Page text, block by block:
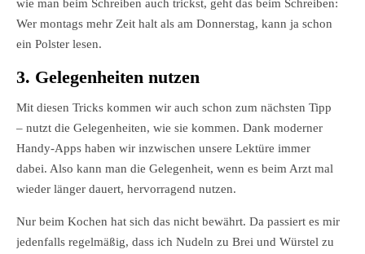
wie man beim Schreiben auch trickst, geht das beim Schreiben:
Wer montags mehr Zeit halt als am Donnerstag, kann ja schon
ein Polster lesen.
3. Gelegenheiten nutzen
Mit diesen Tricks kommen wir auch schon zum nächsten Tipp
– nutzt die Gelegenheiten, wie sie kommen. Dank moderner
Handy-Apps haben wir inzwischen unsere Lektüre immer
dabei. Also kann man die Gelegenheit, wenn es beim Arzt mal
wieder länger dauert, hervorragend nutzen.
Nur beim Kochen hat sich das nicht bewährt. Da passiert es mir
jedenfalls regelmäßig, dass ich Nudeln zu Brei und Würstel zu